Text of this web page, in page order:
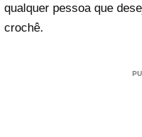
qualquer pessoa que
crochê.